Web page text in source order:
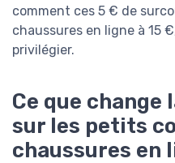
comment ces 5 € de
chaussures en ligne à 15
privilégier.
Ce que change
sur les petits
chaussures en